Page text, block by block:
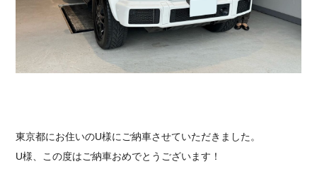
東京都にお住いのU様にご納車させていただきました。
U様、この度はご納車おめでとうございます！